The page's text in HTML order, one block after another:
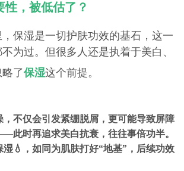
，被低估了？
保湿是一切护肤功效的基石，这一
为过。但很多人还是执着于美白、
了保湿这个前提。
，不仅会引发紧绷脱屑，更可能导致屏障
此时再追求美白抗衰，往往事倍功半。
湿💧 ，如同为肌肤打好“地基” ，后续功效